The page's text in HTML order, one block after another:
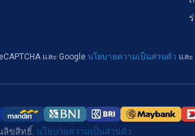
และ Google นโยบายความเป็นส่วนตัว และ
ลิขสิทธิ์. นโยบายความเป็นส่วนตัว